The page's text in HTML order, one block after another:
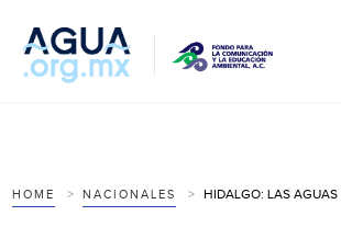
HOME NACIONALES